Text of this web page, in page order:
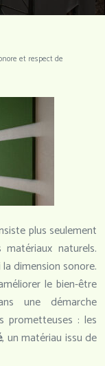
et respect de
plus seulement
naturels.
dimension sonore.
le bien-être
une démarche
prometteuses : les
, un matériau issu de